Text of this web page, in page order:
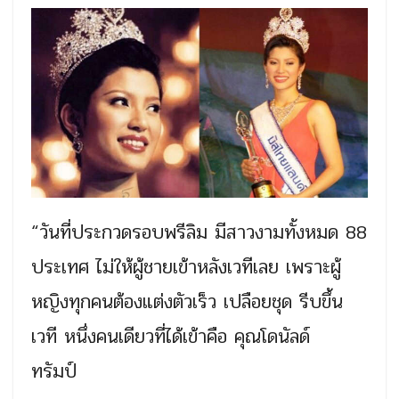
“วันที่ประกวดรอบพรีลิม มีสาวงามทั้งหมด 88
ประเทศ ไม่ให้ผู้ชายเข้าหลังเวทีเลย เพราะผู้
หญิงทุกคนต้องแต่งตัวเร็ว เปลือยชุด รีบขึ้น
เวที หนึ่งคนเดียวที่ได้เข้าคือ คุณโดนัลด์
ทรัมป์